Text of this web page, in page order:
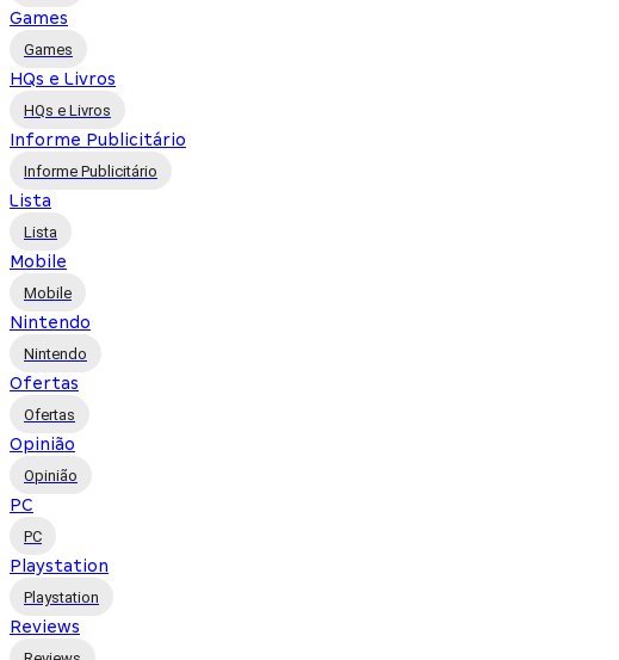
Games
Games
HQs e Livros
HQs e Livros
Informe Publicitário
Informe Publicitário
Lista
Lista
Mobile
Mobile
Nintendo
Nintendo
Ofertas
Ofertas
Opinião
Opinião
PC
PC
Playstation
Playstation
Reviews